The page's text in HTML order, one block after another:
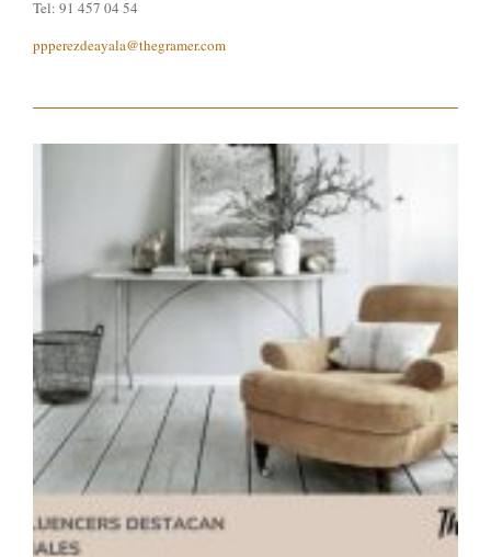
Tel: 91 457 04 54
ppperezdeayala@thegramer.com